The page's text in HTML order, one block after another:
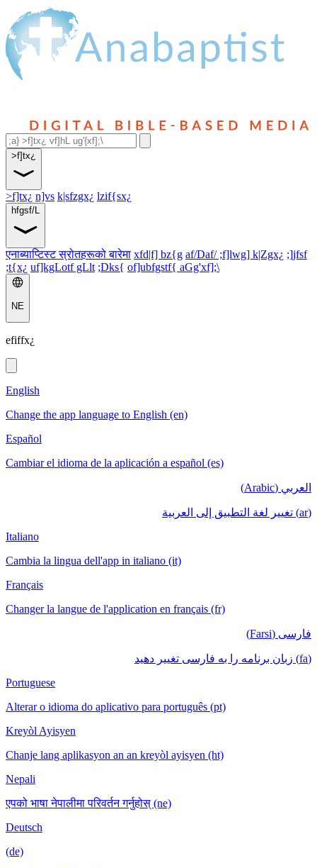
>f]tx¿
>f]tx¿ n]vs k|sfzgx¿ lzif{sx¿
hfgsf/L
एनाब्याप्टिस्ट स्रोतहरूको बारेमा xfd|f] bz{g af/Daf/ ;f]lwg] k|Zgx¿ ;]jfsf
;t{x¿ uf]kgLotf gLlt ;Dks{ of]ubfgstf{ aGg'xf];\
NE
efiffx¿
English
Change the app language to English (en)
Español
Cambiar el idioma de la aplicación a español (es)
العربي (Arabic)
(ar) تغيير لغة التطبيق إلى العربية
Italiano
Cambia la lingua dell'app in italiano (it)
Français
Changer la langue de l'application en français (fr)
فارسی (Farsi)
(fa) زبان برنامه را به فارسی تغییر دهید
Portuguese
Alterar o idioma do aplicativo para português (pt)
Kreyòl Ayisyen
Chanje lang aplikasyon an an kreyòl ayisyen (ht)
Nepali
एपको भाषा नेपालीमा परिवर्तन गर्नुहोस् (ne)
Deutsch
(de)